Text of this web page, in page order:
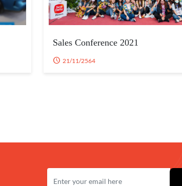
Sales Conference 2021
21/11/2564